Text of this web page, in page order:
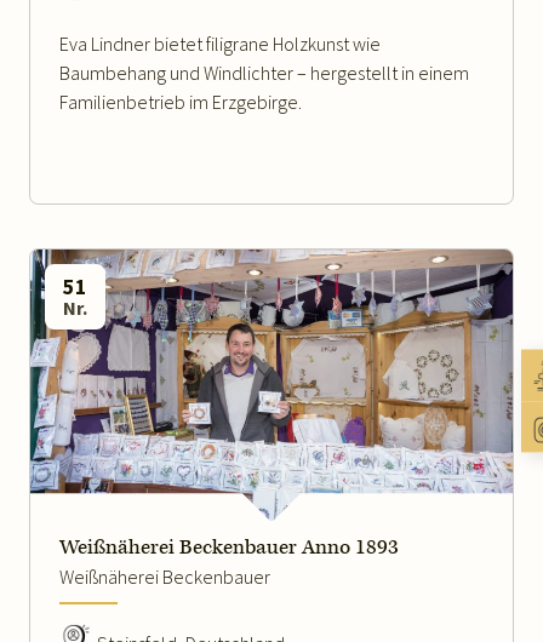
Eva Lindner bietet filigrane Holzkunst wie
Baumbehang und Windlichter – hergestellt in einem
Familienbetrieb im Erzgebirge.
WEITERLESEN
51
Nr.
Weißnäherei Beckenbauer Anno 1893
Weißnäherei Beckenbauer